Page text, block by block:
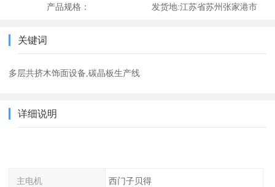
产品规格： 发货地:江苏省苏州张家港市
关键词
多层共挤木饰面设备,碳晶板生产线
详细说明
主电机 西门子贝得